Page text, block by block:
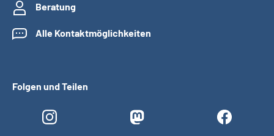
Beratung
Alle Kontaktmöglichkeiten
Folgen und Teilen